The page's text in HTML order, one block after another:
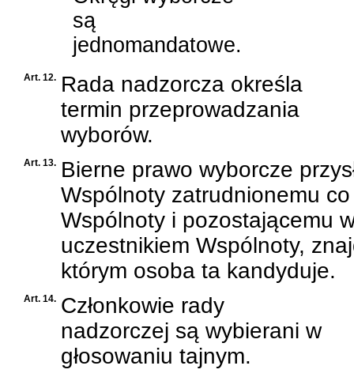
są
jednomandatowe.
Art. 12. Rada nadzorcza określa
termin przeprowadzania
wyborów.
Art. 13. Bierne prawo wyborcze
Wspólnoty zatrudnionemu
Wspólnoty i pozostającemu
uczestnikiem Wspólnoty,
którym osoba ta kandyduje.
Art. 14. Członkowie rady
nadzorczej są wybierani w
głosowaniu tajnym.